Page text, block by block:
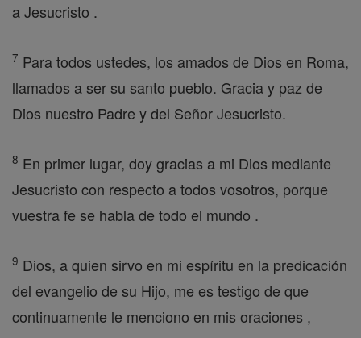
a Jesucristo .
7 Para todos ustedes, los amados de Dios en Roma,
llamados a ser su santo pueblo. Gracia y paz de
Dios nuestro Padre y del Señor Jesucristo.
8 En primer lugar, doy gracias a mi Dios mediante
Jesucristo con respecto a todos vosotros, porque
vuestra fe se habla de todo el mundo .
9 Dios, a quien sirvo en mi espíritu en la predicación
del evangelio de su Hijo, me es testigo de que
continuamente le menciono en mis oraciones ,